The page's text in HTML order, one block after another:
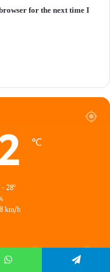
for the next time I
℃
- 28º
km/h